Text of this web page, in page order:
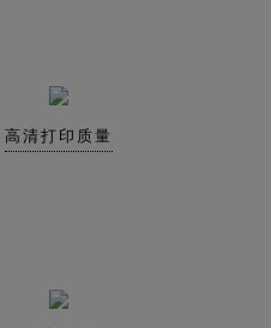
高清打印质量